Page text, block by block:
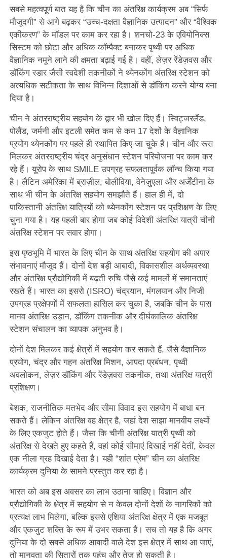
सबसे महत्वपूर्ण बात यह है कि चीन का अंतरिक्ष कार्यक्रम अब “सिर्फ
मौजूदगी” से आगे बढ़कर “उच्च-दक्षता वैज्ञानिक उत्पादन” और “वैश्विक
एकीकरण” के मॉडल पर काम कर रहा है। शनचो-23 के एवियोनिक्स
सिस्टम को छोटा और अधिक कॉम्पैक्ट बनाकर पृथ्वी पर अधिक
वैज्ञानिक नमूने लाने की क्षमता बढ़ाई गई है। वहीं, लेज़र रेंडेज़वस और
डॉकिंग रडार जैसी स्वदेशी तकनीकों ने थ्येनकोंग अंतरिक्ष स्टेशन को
अत्यधिक सटीकता के साथ विभिन्न दिशाओं से डॉकिंग करने योग्य बना
दिया है।
चीन ने अंतरराष्ट्रीय सहयोग के द्वार भी खोल दिए हैं। स्विट्जरलैंड,
पोलैंड, जर्मनी और इटली समेत कम से कम 17 देशों के वैज्ञानिक
प्रयोग थ्येनकोंग पर पहले ही स्थापित किए जा चुके हैं। चीन और रूस
मिलकर अंतरराष्ट्रीय चंद्र अनुसंधान स्टेशन परियोजना पर काम कर
रहे हैं। यूरोप के साथ SMILE उपग्रह सफलतापूर्वक लॉन्च किया गया
है। लैटिन अमेरिका में ब्राज़ील, बोलीविया, वेनेज़ुएला और अर्जेंटीना के
साथ भी चीन के अंतरिक्ष सहयोग समझौते हैं। हाल ही में, दो
पाकिस्तानी अंतरिक्ष यात्रियों को थ्येनकोंग स्टेशन पर प्रशिक्षण के लिए
चुना गया है। यह पहली बार होगा जब कोई विदेशी अंतरिक्ष यात्री चीनी
अंतरिक्ष स्टेशन पर सवार होगा।
इस पृष्ठभूमि में भारत के लिए चीन के साथ अंतरिक्ष सहयोग की अपार
संभावनाएं मौजूद हैं। दोनों देश बड़ी आबादी, विकासशील अर्थव्यवस्था
और अंतरिक्ष प्रौद्योगिकी में बढ़ती रुचि जैसे कई मामलों में समानताएं
रखते हैं। भारत का इसरो (ISRO) चंद्रयान, मंगलयान और निजी
उपग्रह प्रक्षेपणों में सफलता हासिल कर चुका है, जबकि चीन के पास
मानव अंतरिक्ष उड़ान, डॉकिंग तकनीक और दीर्घकालिक अंतरिक्ष
स्टेशन संचालन का व्यापक अनुभव है।
दोनों देश मिलकर कई क्षेत्रों में सहयोग कर सकते हैं, जैसे वैज्ञानिक
प्रयोग, चंद्र और गहन अंतरिक्ष मिशन, आपदा प्रबंधन, पृथ्वी
अवलोकन, लेज़र डॉकिंग और रेंडेज़वस तकनीक, तथा अंतरिक्ष यात्री
प्रशिक्षण।
बेशक, राजनीतिक मतभेद और सीमा विवाद इस सहयोग में बाधा बन
सकते हैं। लेकिन अंतरिक्ष वह क्षेत्र है, जहां देश साझा मानवीय लक्ष्यों
के लिए एकजुट होते हैं। जैसा कि चीनी अंतरिक्ष यात्री पृथ्वी को
अंतरिक्ष से देखते हुए कहते हैं, वहां कोई सीमाएं दिखाई नहीं देतीं, केवल
एक नीला ग्रह दिखाई देता है। यही “शांत प्रेम” चीन का अंतरिक्ष
कार्यक्रम दुनिया के सामने प्रस्तुत कर रहा है।
भारत को अब इस अवसर का लाभ उठाना चाहिए। विज्ञान और
प्रौद्योगिकी के क्षेत्र में सहयोग से न केवल दोनों देशों के नागरिकों को
प्रत्यक्ष लाभ मिलेगा, बल्कि इससे एशिया अंतरिक्ष क्षेत्र में एक मजबूत
और एकजुट शक्ति के रूप में उभर सकता है। सच तो यह है कि अगर
दुनिया के दो सबसे अधिक आबादी वाले देश इस क्षेत्र में साथ आ जाएं,
तो मानवता की सितारों तक पहुंच और तेज़ हो सकती है।